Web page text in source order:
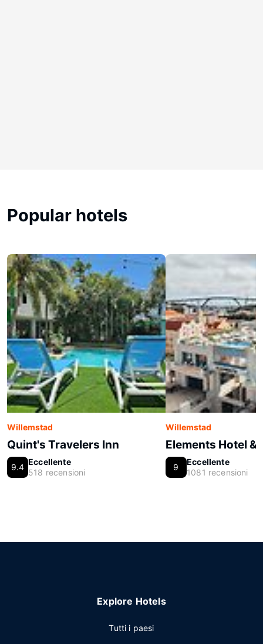
Popular hotels
Willemstad
Quint's Travelers Inn
9.4
Eccellente
518 recensioni
Willemstad
Elements Hotel &
9
Eccellente
1081 recensioni
Explore Hotels
Tutti i paesi